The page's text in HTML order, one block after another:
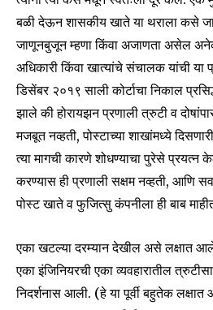
your privacy and won't spam your
SUBSCRIBE
I've read and accept thePrivacy
6,300
Fans
32,111
Followers
बळी देऊन शासकीय खाते या थराला कसे
जाणूनबुजून म्हणा किंवा अजाणता असेल
अधिकारी किंवा खात्यांचे संचालक यांची या
डिसेंबर २०१९ साली कोर्टाचा निकाल
झाले की होरायझन प्रणाली त्रुटी व
मजबूत नव्हती, पोस्टाच्या शाखांमध्ये
त्या मागची कारणे शोधण्याचा पुरेसे
करण्यास ही प्रणाली सक्षम नव्हती, आणि
पोस्ट खाते व फुजित्सु कंपनीला ही बाब
एका खटल्या दरम्यान देखील असे लक्षात
एका इंजिनियरची एका व्यवहारातील
निदर्शनास आली. (हे या पूर्वी बहुतेक